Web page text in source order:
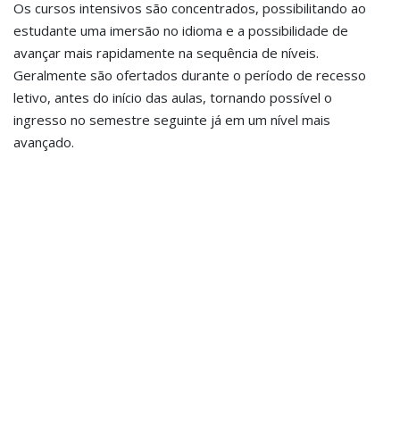
Os cursos intensivos são concentrados, possibilitando ao
estudante uma imersão no idioma e a possibilidade de
avançar mais rapidamente na sequência de níveis.
Geralmente são ofertados durante o período de recesso
letivo, antes do início das aulas, tornando possível o
ingresso no semestre seguinte já em um nível mais
avançado.